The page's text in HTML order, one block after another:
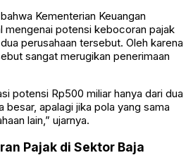
Kementerian Keuangan
mengenai potensi kebocoran pajak
perusahaan tersebut. Oleh karena
sangat merugikan penerimaan
potensi Rp500 miliar hanya dari dua
besar, apalagi jika pola yang sama
lain,” ujarnya.
Pajak di Sektor Baja